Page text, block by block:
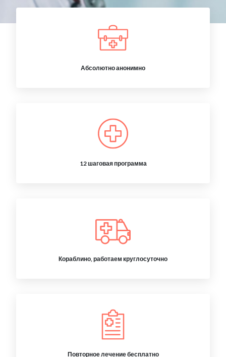
Абсолютно анонимно
12 шаговая программа
Кораблино, работаем круглосуточно
Повторное лечение бесплатно